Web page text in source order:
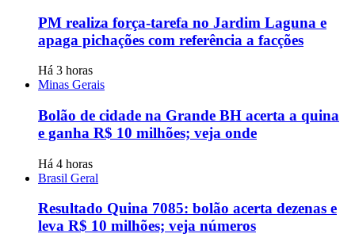
PM realiza força-tarefa no Jardim Laguna e
apaga pichações com referência a facções
Há 3 horas
Minas Gerais
Bolão de cidade na Grande BH acerta a quina
e ganha R$ 10 milhões; veja onde
Há 4 horas
Brasil Geral
Resultado Quina 7085: bolão acerta dezenas e
leva R$ 10 milhões; veja números